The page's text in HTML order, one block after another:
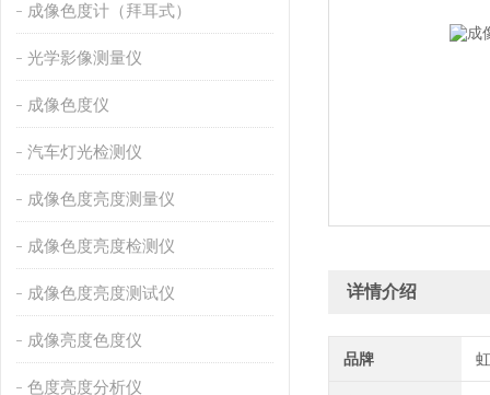
成像色度计（拜耳式）
光学影像测量仪
成像色度仪
汽车灯光检测仪
成像色度亮度测量仪
成像色度亮度检测仪
成像色度亮度测试仪
成像亮度色度仪
色度亮度分析仪
详情介绍
品牌